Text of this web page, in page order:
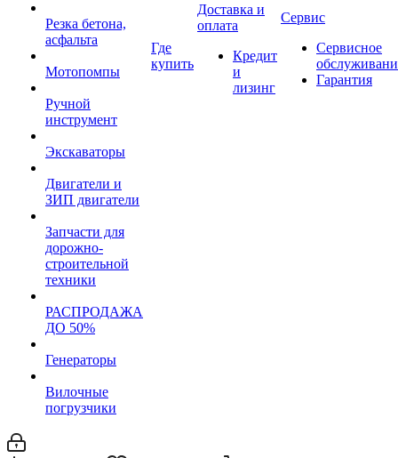
Резка бетона,
асфальта
Мотопомпы
Ручной
инструмент
Экскаваторы
Двигатели и
ЗИП двигатели
Запчасти для
дорожно-
строительной
техники
РАСПРОДАЖА
ДО 50%
Генераторы
Вилочные
погрузчики
Где
купить
Доставка и
оплата
Кредит
и
лизинг
Сервис
Сервисное
Гарантия